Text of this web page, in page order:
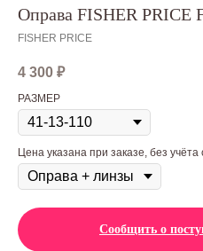
Оправа FISHER PRICE
FISHER PRICE
4 300 ₽
РАЗМЕР
Цена указана при заказе, без учёта
Сообщить о